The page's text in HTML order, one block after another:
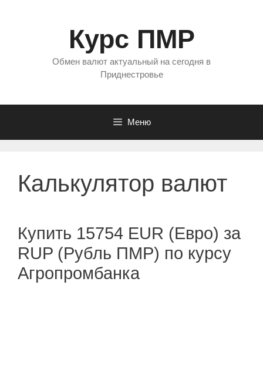
Курс ПМР
Обмен валют актуальный на сегодня в
Приднестровье
Меню
Калькулятор валют
Купить 15754 EUR (Евро) за
RUP (Рубль ПМР) по курсу
Агропромбанка